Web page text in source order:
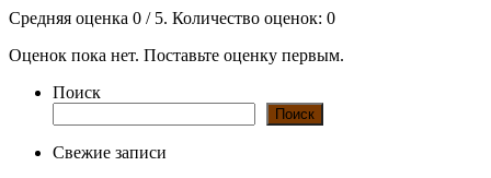
Средняя оценка 0 / 5. Количество оценок: 0
Оценок пока нет. Поставьте оценку первым.
Поиск
Поиск
Свежие записи